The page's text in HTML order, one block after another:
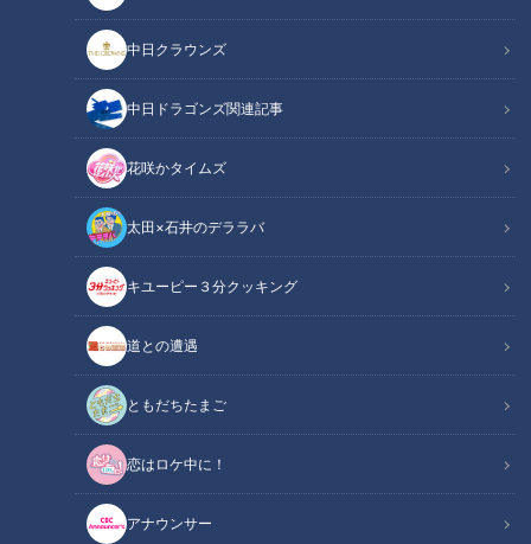
中日クラウンズ
中日ドラゴンズ関連記事
花咲かタイムズ
太田×石井のデララバ
キユーピー３分クッキング
道との遭遇
ともだちたまご
恋はロケ中に！
アナウンサー
高校生が東京モーターショー出展…テーマ「そうだ、月に行こう」“月で
乗れる車”の出展秘話
この記事の画像